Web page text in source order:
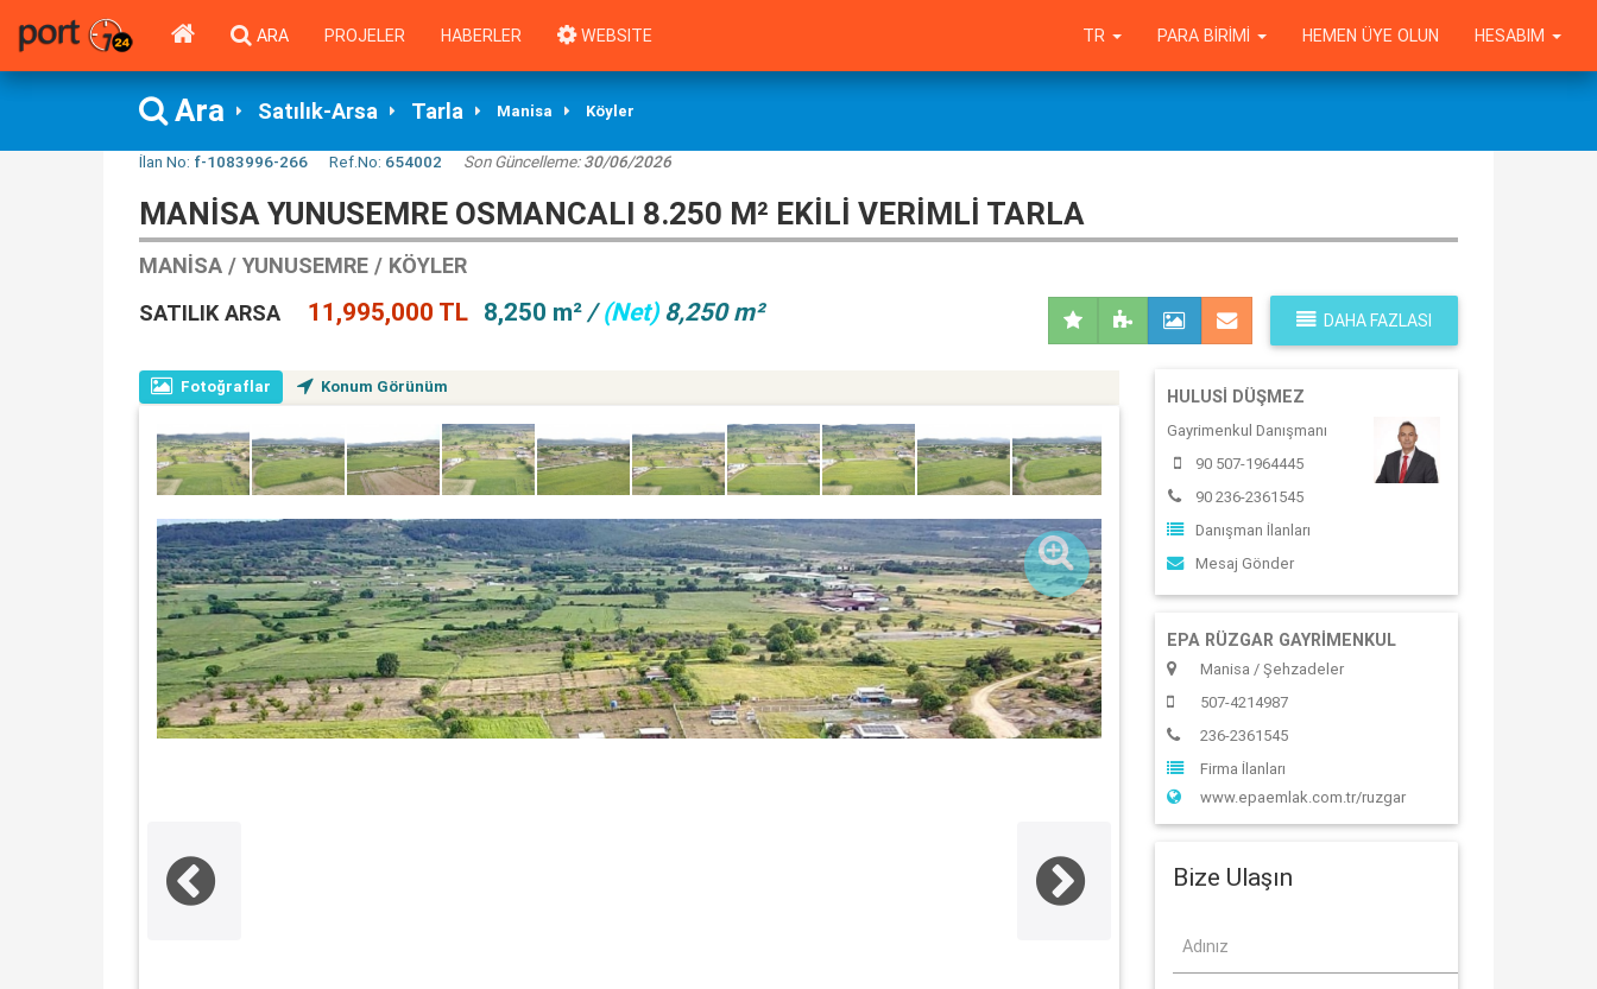
ARA PROJELER HABERLER WEBSITE HESABIM
HEMEN ÜYE OLUN
PARA BIRIMI
TR
Ara Satılık-Arsa Tarla Manisa Köyler
İlan No: f-1083996-266 Ref.No: 654002 Son Güncelleme:30/06/2026
MANISA YUNUSEMRE OSMANCALI 8.250 M² EKILI VERIMLI TARLA
MANISA / YUNUSEMRE / KÖYLER
SATILIK ARSA
11,995,000 TL 8,250 m²/(Net)8,250 m² DAHA FAZLASI
Fotoğraflar Konum Görünüm HULUSI DÜŞMEZ
Gayrimenkul Danışmanı
90 507-1964445
90 236-2361545
Danışman İlanları
Mesaj Gönder
EPA RÜZGAR GAYRİMENKUL
Manisa / Şehzadeler
507-4214987
236-2361545
Firma İlanları
www.epaemlak.com.tr/ruzgar
Bize Ulaşın